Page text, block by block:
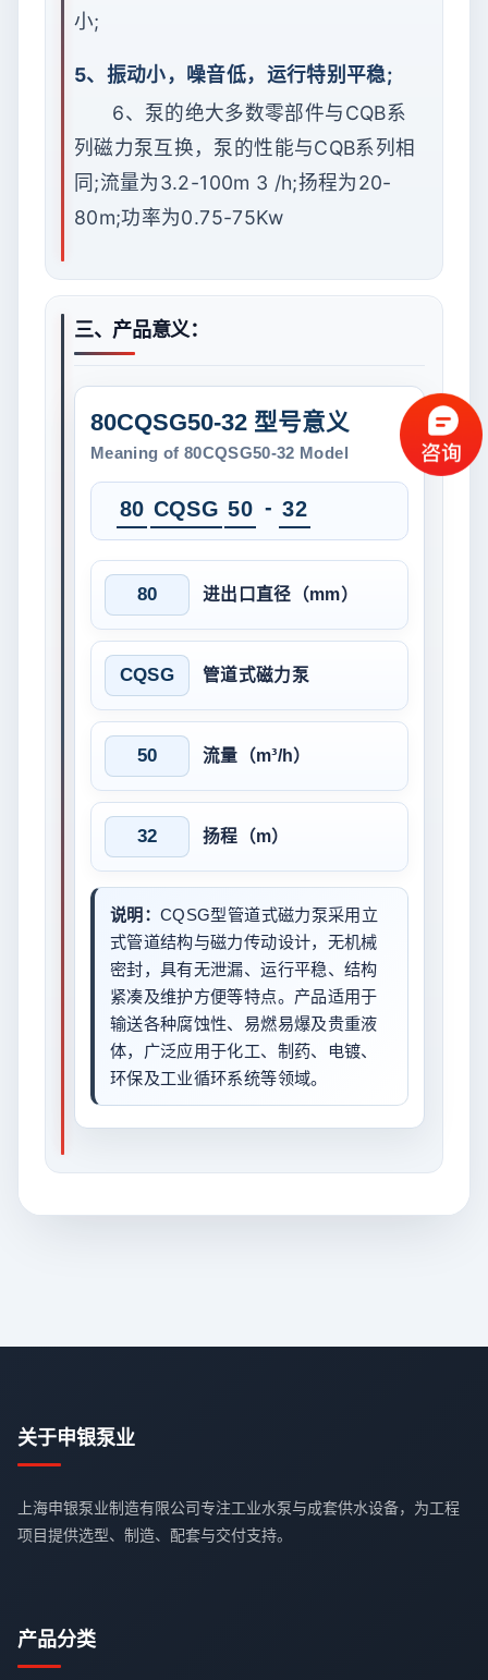
小;
5、振动小，噪音低，运行特别平稳;
6、泵的绝大多数零部件与CQB系
列磁力泵互换，泵的性能与CQB系列相
同;流量为3.2-100m 3 /h;扬程为20-
80m;功率为0.75-75Kw
三、产品意义：
80CQSG50-32 型号意义
Meaning of 80CQSG50-32 Model
80 CQSG 50 32
-
80 进出口直径（mm）
CQSG 管道式磁力泵
50 流量（m³/h）
32 扬程（m）
说明：CQSG型管道式磁力泵采用立
式管道结构与磁力传动设计，无机械
密封，具有无泄漏、运行平稳、结构
紧凑及维护方便等特点。产品适用于
输送各种腐蚀性、易燃易爆及贵重液
体，广泛应用于化工、制药、电镀、
环保及工业循环系统等领域。
关于申银泵业
上海申银泵业制造有限公司专注工业水泵与成套供水设备，为工程
项目提供选型、制造、配套与交付支持。
产品分类